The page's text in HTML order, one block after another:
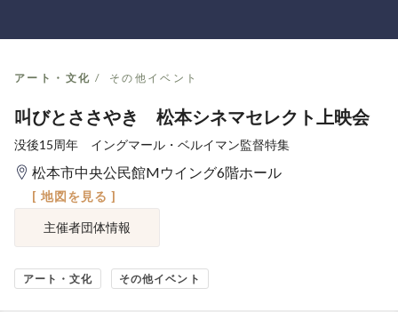
アート・文化 その他イベント
叫びとささやき 松本シネマセレクト上映会
没後15周年 イングマール・ベルイマン監督特集
松本市中央公民館Mウイング6階ホール
[ 地図を見る ]
主催者団体情報
アート・文化 その他イベント